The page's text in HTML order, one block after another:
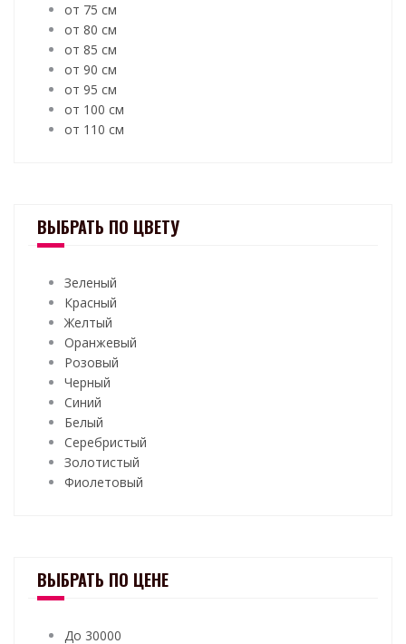
от 75 см
от 80 см
от 85 см
от 90 см
от 95 см
от 100 см
от 110 см
ВЫБРАТЬ ПО ЦВЕТУ
Зеленый
Красный
Желтый
Оранжевый
Розовый
Черный
Синий
Белый
Серебристый
Золотистый
Фиолетовый
ВЫБРАТЬ ПО ЦЕНЕ
До 30000